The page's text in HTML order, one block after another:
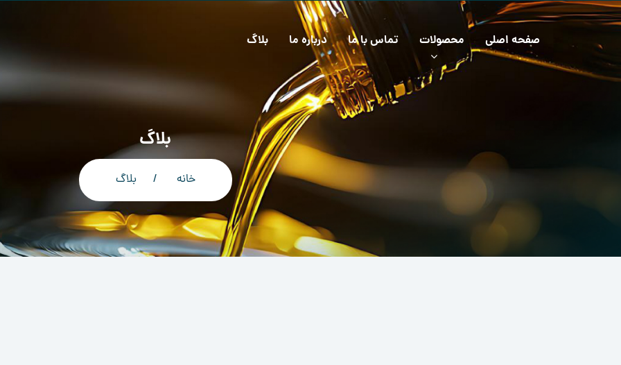
صفحه اصلی محصولات تماس با ما درباره ما بلاگ
بلاگ
خانه بلاگ